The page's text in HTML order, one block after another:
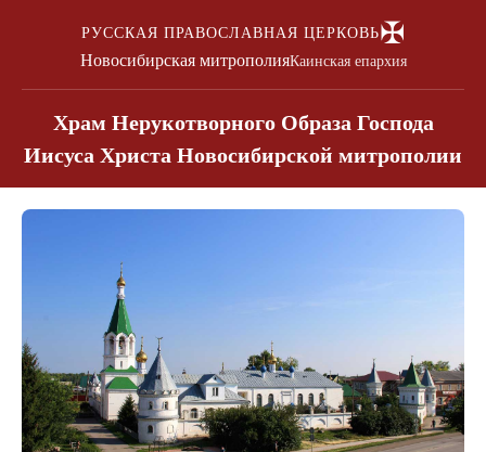
РУССКАЯ ПРАВОСЛАВНАЯ ЦЕРКОВЬ✠
Новосибирская митрополияКаинская епархия
Храм Нерукотворного Образа Господа
Иисуса Христа Новосибирской митрополии